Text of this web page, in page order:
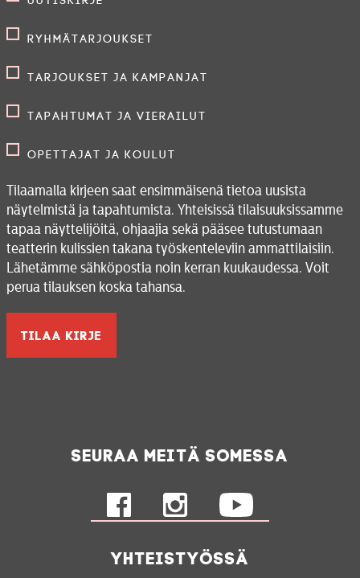
Ryhmätarjoukset
Tarjoukset ja kampanjat
Tapahtumat ja vierailut
Opettajat ja koulut
Tilaamalla kirjeen saat ensimmäisenä tietoa uusista
näytelmistä ja tapahtumista. Yhteisissä tilaisuuksissamme
tapaa näyttelijöitä, ohjaajia sekä pääsee tutustumaan
teatterin kulissien takana työskenteleviin ammattilaisiin.
Lähetämme sähköpostia noin kerran kuukaudessa. Voit
perua tilauksen koska tahansa.
Seuraa meitä somessa
Yhteistyössä